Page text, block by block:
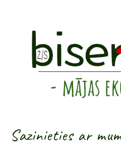
Sazinieties ar